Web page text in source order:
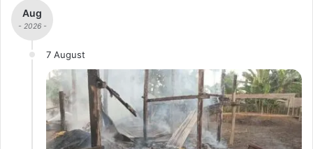
Aug
- 2026 -
7 August